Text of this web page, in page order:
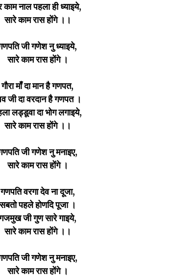
काम नाल पहला ही ध्याइये,
सारे काम रास होंगे ।।
जी गणेश नु ध्याइये,
सारे काम रास होंगे ।
गौरा माँ दा मान है गणपत,
जी दा वरदान है गणपत ।
लड्डूवा दा भोग लगाइये,
सारे काम रास होंगे ।।
जी गणेश नु मनाइए,
सारे काम रास होंगे ।
गणपति वरगा देव ना दूजा,
पहले होणदि पूजा ।
जी गुण सारे गाइये,
सारे काम रास होंगे ।।
जी गणेश नु मनाइए,
सारे काम रास होंगे ।